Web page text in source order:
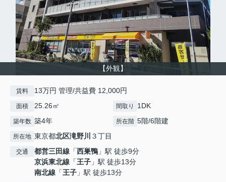
【外観】
賃料 13万円 管理/共益費 12,000円
面積 25.26㎡ 間取り 1DK
築年数 築4年 所在階 5階/6階建
所在地 東京都北区滝野川 ３丁目
交通 都営三田線 「西巣鴨 」駅 徒歩9分
京浜東北線 「王子 」駅 徒歩13分
南北線 「王子 」駅 徒歩13分